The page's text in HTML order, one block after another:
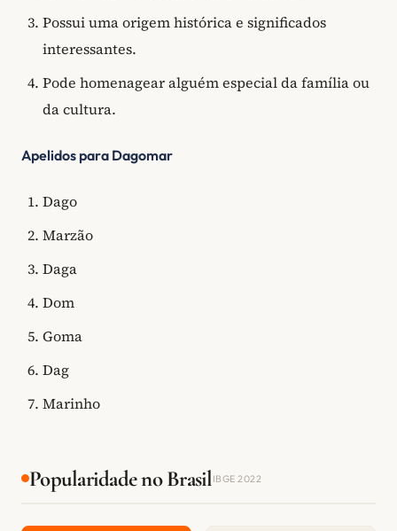
Possui uma origem histórica e significados
interessantes.
Pode homenagear alguém especial da família ou
da cultura.
Apelidos para Dagomar
Dago
Marzão
Daga
Dom
Goma
Dag
Marinho
Popularidade no BrasilIBGE 2022